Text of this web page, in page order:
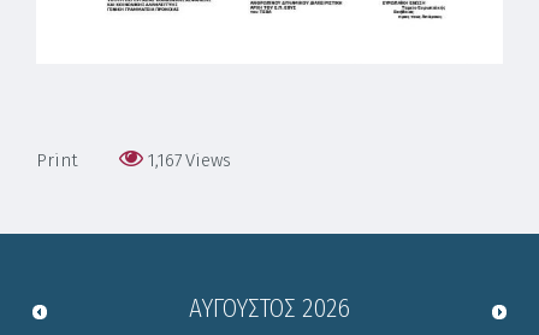
Print 1,167Views
ΑΎΓΟΥΣΤΟΣ 2026